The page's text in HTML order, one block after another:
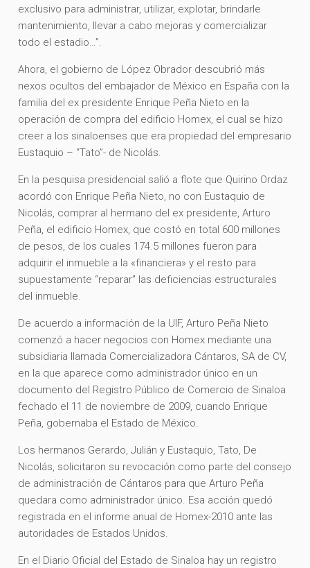
exclusivo para administrar, utilizar, explotar, brindarle
mantenimiento, llevar a cabo mejoras y comercializar
todo el estadio…”.
Ahora, el gobierno de López Obrador descubrió más
nexos ocultos del embajador de México en España con la
familia del ex presidente Enrique Peña Nieto en la
operación de compra del edificio Homex, el cual se hizo
creer a los sinaloenses que era propiedad del empresario
Eustaquio – “Tato”- de Nicolás.
En la pesquisa presidencial salió a flote que Quirino Ordaz
acordó con Enrique Peña Nieto, no con Eustaquio de
Nicolás, comprar al hermano del ex presidente, Arturo
Peña, el edificio Homex, que costó en total 600 millones
de pesos, de los cuales 174.5 millones fueron para
adquirir el inmueble a la «financiera» y el resto para
supuestamente “reparar” las deficiencias estructurales
del inmueble.
De acuerdo a información de la UIF, Arturo Peña Nieto
comenzó a hacer negocios con Homex mediante una
subsidiaria llamada Comercializadora Cántaros, SA de CV,
en la que aparece como administrador único en un
documento del Registro Público de Comercio de Sinaloa
fechado el 11 de noviembre de 2009, cuando Enrique
Peña, gobernaba el Estado de México.
Los hermanos Gerardo, Julián y Eustaquio, Tato, De
Nicolás, solicitaron su revocación como parte del consejo
de administración de Cántaros para que Arturo Peña
quedara como administrador único. Esa acción quedó
registrada en el informe anual de Homex-2010 ante las
autoridades de Estados Unidos.
En el Diario Oficial del Estado de Sinaloa hay un registro